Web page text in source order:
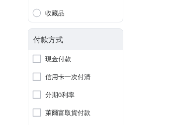
收藏品
付款方式
現金付款
信用卡一次付清
分期0利率
萊爾富取貨付款